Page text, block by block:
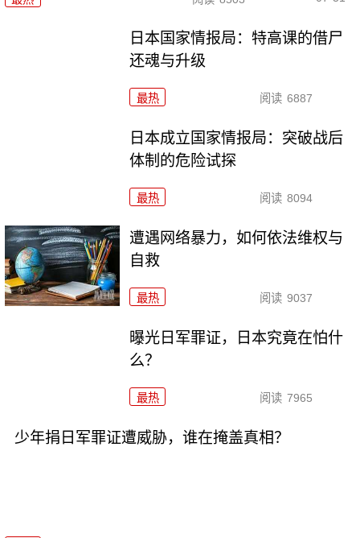
日本国家情报局：特高课的借尸
还魂与升级
最热 阅读 6887
日本成立国家情报局：突破战后
体制的危险试探
最热 阅读 8094
遭遇网络暴力，如何依法维权与
自救
最热 阅读 9037
曝光日军罪证，日本究竟在怕什
么？
最热 阅读 7965
少年捐日军罪证遭威胁，谁在掩盖真相？